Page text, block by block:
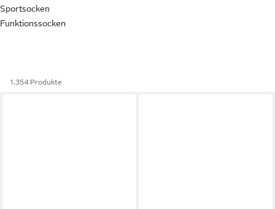
Sportsocken
Funktionssocken
1.354 Produkte